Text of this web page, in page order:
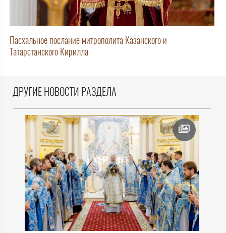
Пасхальное послание митрополита Казанского и
Татарстанского Кирилла
ДРУГИЕ НОВОСТИ РАЗДЕЛА